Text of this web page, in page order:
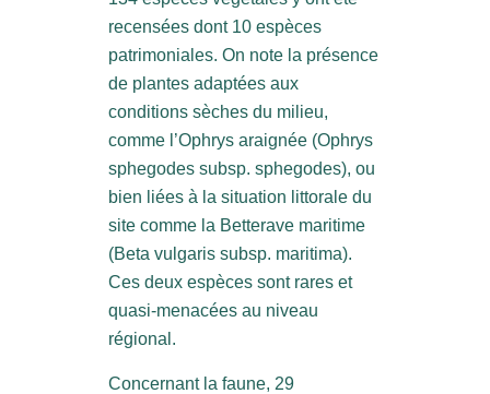
recensées dont 10 espèces
patrimoniales. On note la présence
de plantes adaptées aux
conditions sèches du milieu,
comme l’Ophrys araignée (Ophrys
sphegodes subsp. sphegodes), ou
bien liées à la situation littorale du
site comme la Betterave maritime
(Beta vulgaris subsp. maritima).
Ces deux espèces sont rares et
quasi-menacées au niveau
régional.
Concernant la faune, 29